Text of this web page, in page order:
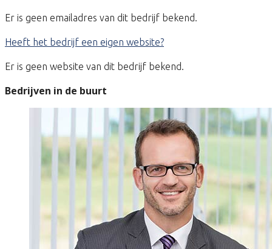
Er is geen emailadres van dit bedrijf bekend.
Heeft het bedrijf een eigen website?
Er is geen website van dit bedrijf bekend.
Bedrijven in de buurt